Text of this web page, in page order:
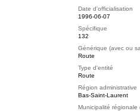
Date d'officialisation
1996-06-07
Spécifique
132
Générique (avec ou
Route
Type d'entité
Route
Région administrative
Bas-Saint-Laurent
Municipalité régionale